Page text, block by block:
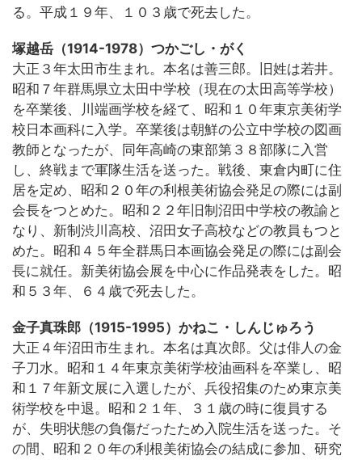
る。平成１９年、１０３歳で死去した。
塚越岳（1914-1978）つかごし・がく
大正３年太田市生まれ。本名は善三郎。旧姓は若井。
昭和７年群馬県立太田中学校（現在の太田高等学校）
を卒業後、川端画学校を経て、昭和１０年東京美術学
校日本画科に入学。卒業後は朝鮮の公立中学校の図画
教師となったが、同年高崎の東部第３８部隊に入営
し、終戦まで軍隊生活を送った。戦後、東倉内町に住
居を定め、昭和２０年の利根美術協会発足の際には副
会長をつとめた。昭和２２年旧制沼田中学校の教諭と
なり、新制渋川高校、沼田女子高校などの教員もつと
めた。昭和４５年全群馬日本画協会発足の際には副会
長に就任。新美術協会展を中心に作品発表をした。昭
和５３年、６４歳で死去した。
金子真珠郎（1915-1995）かねこ・しんじゅろう
大正４年沼田市生まれ。本名は真次郎。父は俳人の金
子刀水。昭和１４年東京美術学校油画科を卒業し、昭
和１７年新文展に入選したが、兵役招集のため東京美
術学校を中退。昭和２１年、３１歳の時に復員する
が、失明状態の負傷だったため入院生活を送った。そ
の間、昭和２０年の利根美術協会の結成に参加、研究